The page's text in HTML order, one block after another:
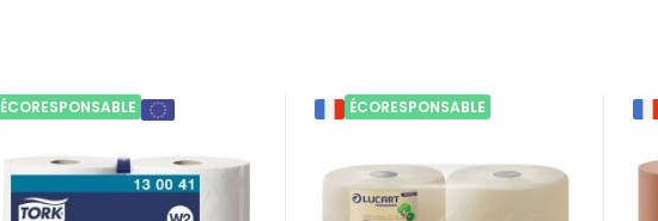
ÉCORESPONSABLE ÉCORESPONSABLE